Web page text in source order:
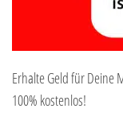
Erhalte Geld für Deine
100% kostenlos!